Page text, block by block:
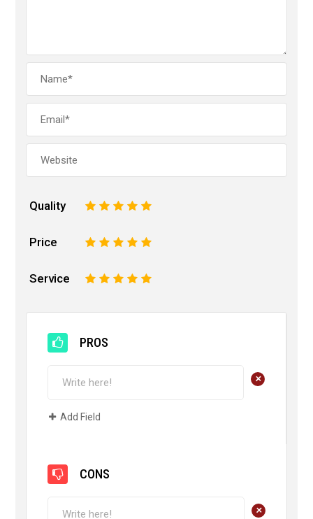
Quality 5
4
3
2
Price 5
4
3
2
Service 5
4
3
2
PROS
+
Add Field
CONS
+